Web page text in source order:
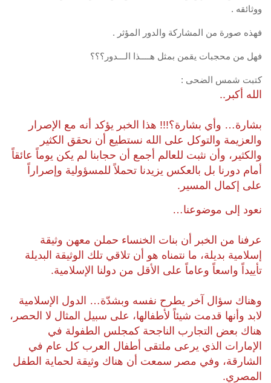
ووثائقه .
فهذه صورة من المشاركة والدور المؤثر .
فهل من محجبات يقمن بمثل هــــذا الـــدور؟؟؟
كتبت شمس الضحى :
الله أكبر..
بشارة… وأي بشارة؟!!! هذا الخبر يؤكد أنه مع الإصرار
والعزيمة والتوكل على الله نستطيع أن نحقق الكثير
والكثير، وأن نثبت للعالم أجمع أن حجابنا لم يكن يوماً عائقاً
أمام دورنا بل بالعكس يزيدنا تحملاً للمسؤولية وإصراراً
على إكمال المسير.
نعود إلى موضوعنا…
عرفنا من الخبر أن بنات الخنساء حملن معهن وثيقة
إسلامية بديلة، ما نتمناه هو أن تلاقي تلك الوثيقة البديلة
تأييداً واسعاً وعاماً على الأقل من دولنا الإسلامية.
وهناك سؤال آخر يطرح نفسه وبشدّة… الدول الإسلامية
لابد وأنها قدمت شيئاً لأطفالها، على سبيل المثال لا الحصر،
هناك بعض التجارب الناجحة كمجلس الطفولة في
الإمارات الذي يرعى ملتقى أطفال العرب كل عام في
الشارقة، وفي مصر سمعت أن هناك وثيقة لحماية الطفل
المصري.